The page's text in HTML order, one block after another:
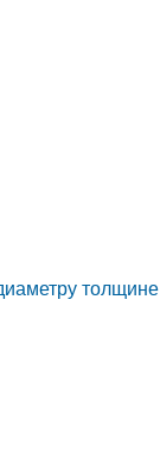
толщине